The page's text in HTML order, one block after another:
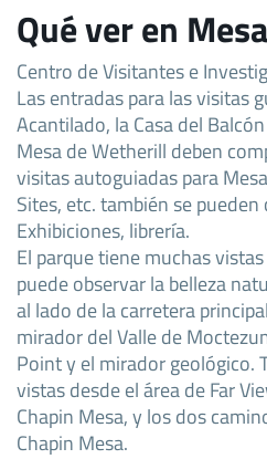
Qué ver en
Centro de Visitantes e
Las entradas para las visitas
Acantilado, la Casa del
Mesa de Wetherill deben
visitas autoguiadas para
Sites, etc. también se
Exhibiciones, librería.
El parque tiene muchas
puede observar la belleza
al lado de la carretera
mirador del Valle de
Point y el mirador geológico.
vistas desde el área de Far
Chapin Mesa, y los dos
Chapin Mesa.